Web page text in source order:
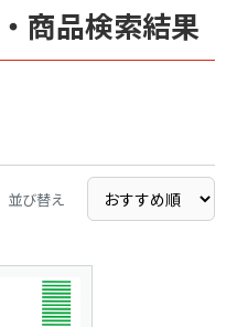
商品検索結果
並び替え